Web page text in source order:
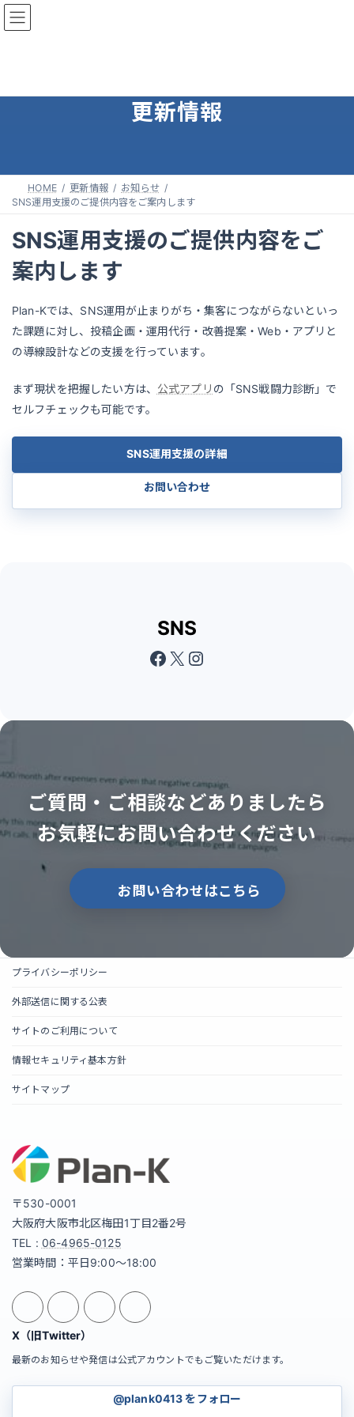
コ
ン
ナ
ビ
更新情報
HOME 更新情報
お知らせ
SNS運用支援のご提供内容をご案内します
SNS運用支援のご提供内容をご
案内します
Plan-Kでは、SNS運用が止まりがち・集客につながらないといっ
た課題に対し、投稿企画・運用代行・改善提案・Web・アプリと
の導線設計などの支援を行っています。
まず現状を把握したい方は、 公式アプリ の「SNS戦闘力診断」で
セルフチェックも可能です。
SNS運用支援の詳細
お問い合わせ
SNS
Facebook
X Instagram
ご質問・ご相談などありましたら
お気軽にお問い合わせください
お問い合わせはこちら
プライバシーポリシー
外部送信に関する公表
サイトのご利用について
情報セキュリティ基本方針
サイトマップ
〒530-0001
大阪府大阪市北区梅田1丁目2番2号
TEL : 06-4965-0125
営業時間：平日9:00～18:00
X（旧Twitter）
最新のお知らせや発信は公式アカウントでもご覧いただけます。
@plank0413 をフォロー